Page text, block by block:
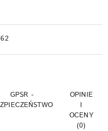
GPSR -
OPINIE
I
OCENY
(0)